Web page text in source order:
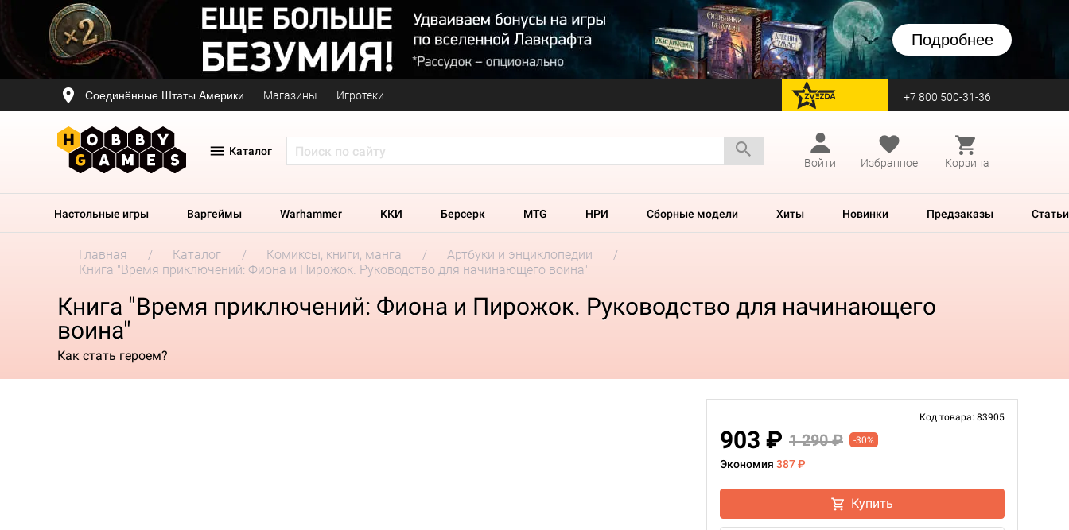
Подробнее
Соединённые Штаты Америки Магазины Игротеки перейти на Zvezda +7 800 500-31-36
Каталог
Войти
Избранное Корзина
Настольные игры Варгеймы Warhammer ККИ Берсерк MTG НРИ Сборные модели Хиты Новинки Предзаказы Статьи
Главная Каталог Комиксы, книги, манга
Артбуки и энциклопедии
Книга "Время приключений: Фиона и Пирожок. Руководство для начинающего воина"
Книга "Время приключений: Фиона и Пирожок. Руководство для начинающего
воина"
Как стать героем?
Код товара: 83905
903 ₽ 1 290 ₽ -30%
Экономия 387 ₽
Купить